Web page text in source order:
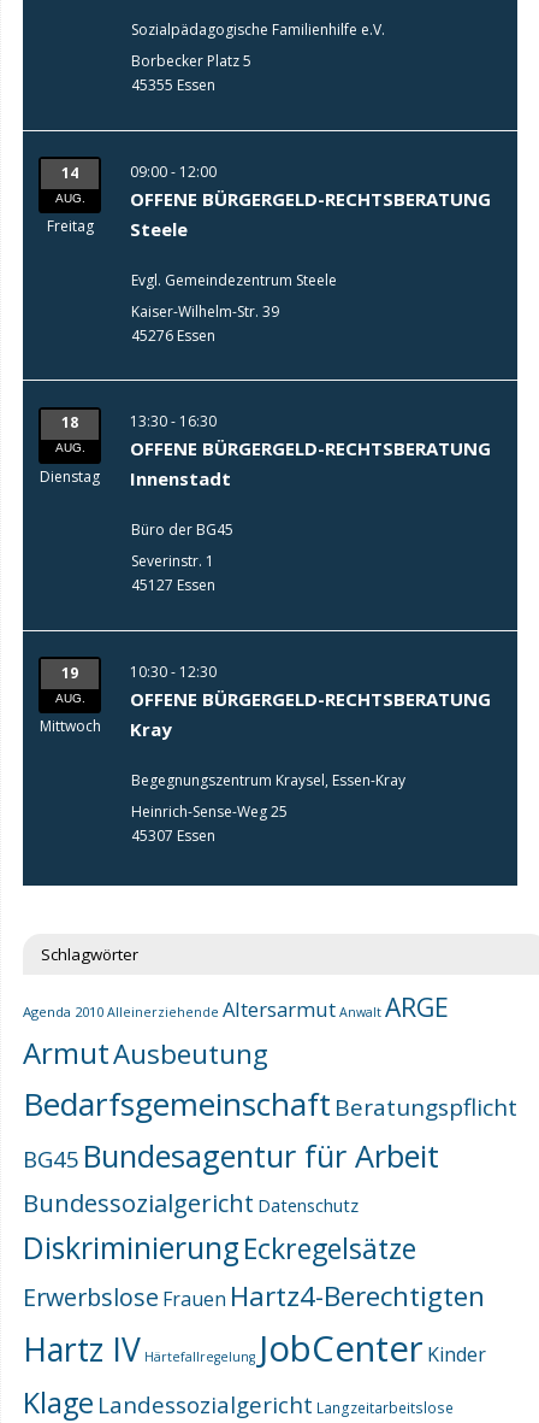
Sozialpädagogische Familienhilfe e.V.
Borbecker Platz 5
45355 Essen
14
AUG.
Freitag
09:00 - 12:00
OFFENE BÜRGERGELD-RECHTSBERATUNG
Steele
Evgl. Gemeindezentrum Steele
Kaiser-Wilhelm-Str. 39
45276 Essen
18
AUG.
Dienstag
13:30 - 16:30
OFFENE BÜRGERGELD-RECHTSBERATUNG
Innenstadt
Büro der BG45
Severinstr. 1
45127 Essen
19
AUG.
Mittwoch
10:30 - 12:30
OFFENE BÜRGERGELD-RECHTSBERATUNG
Kray
Begegnungszentrum Kraysel, Essen-Kray
Heinrich-Sense-Weg 25
45307 Essen
Schlagwörter
Agenda 2010 Alleinerziehende Altersarmut Anwalt ARGE
ArmutAusbeutung
Bedarfsgemeinschaft Beratungspflicht
BG45 Bundesagentur für Arbeit
Bundessozialgericht Datenschutz
DiskriminierungEckregelsätze
Erwerbslose Frauen Hartz4-Berechtigten
Hartz IV Härtefallregelung JobCenter Kinder
Klage Landessozialgericht Langzeitarbeitslose